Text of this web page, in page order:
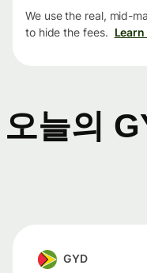
We use the real, mid-
to hide the fees.
오늘의
GYD